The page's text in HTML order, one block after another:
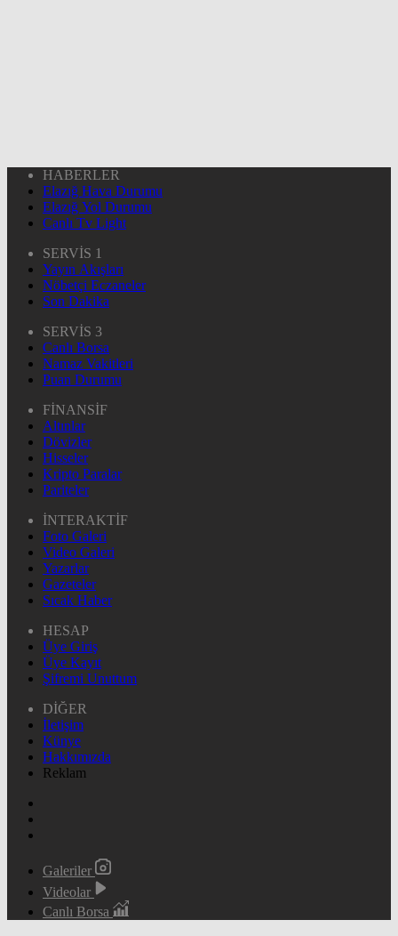
HABERLER
Elazığ Hava Durumu
Elazığ Yol Durumu
Canlı Tv Light
SERVİS 1
Yayın Akışları
Nöbetçi Eczaneler
Son Dakika
SERVİS 3
Canlı Borsa
Namaz Vakitleri
Puan Durumu
FİNANSİF
Altınlar
Dövizler
Hisseler
Kripto Paralar
Pariteler
İNTERAKTİF
Foto Galeri
Video Galeri
Yazarlar
Gazeteler
Sıcak Haber
HESAP
Üye Giriş
Üye Kayıt
Şifremi Unuttum
DİĞER
İletişim
Künye
Hakkımızda
Reklam
Galeriler
Videolar
Canlı Borsa